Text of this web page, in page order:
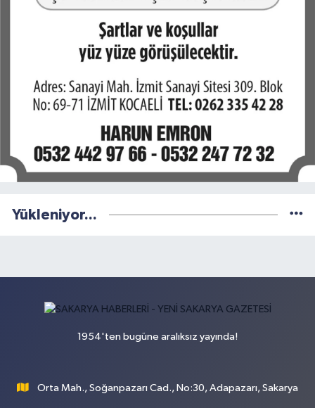
Yükleniyor...
1954'ten bugüne aralıksız yayında!
Orta Mah., Soğanpazarı Cad., No:30, Adapazarı, Sakarya